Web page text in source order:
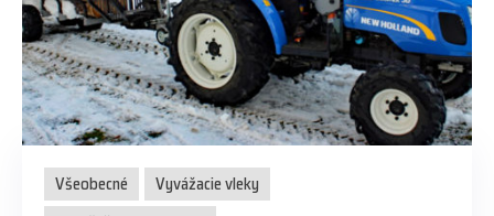
Všeobecné
Vyvážacie vleky